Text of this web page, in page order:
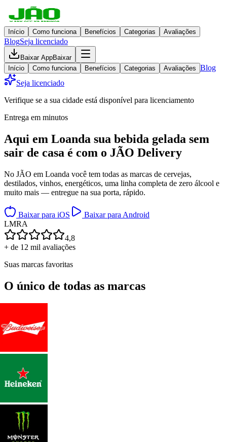
Início Como funciona Benefícios Categorias Avaliações
BlogSeja licenciado
Baixar AppBaixar
Início
Como funciona Benefícios Categorias Avaliações Blog
Seja licenciado
Verifique se a sua cidade está disponível para licenciamento
Entrega em minutos
Aqui em Loanda sua bebida gelada sem
sair de casa é com o JÃO Delivery
No JÃO em Loanda você tem todas as marcas de cervejas,
destilados, vinhos, energéticos, uma linha completa de zero álcool e
muito mais — entregue na sua porta, rápido.
Baixar para iOS
Baixar para Android
LMRA
4,8
+ de 12 mil avaliações
Suas marcas favoritas
O único de todas as marcas